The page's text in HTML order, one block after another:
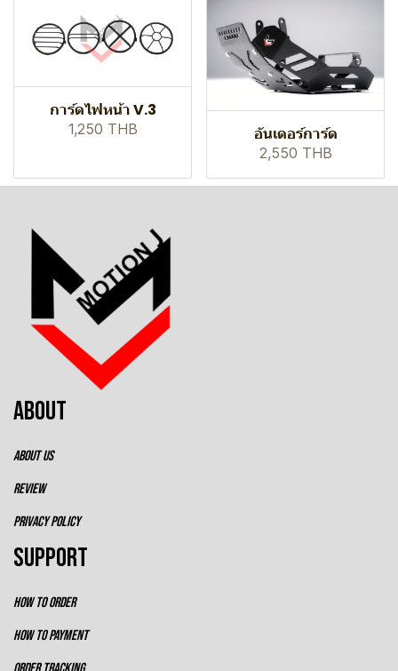
การ์ดไฟหน้า V.3
1,250 THB อันเดอร์การ์ด
2,550 THB
ABOUT
ABOUT US
REVIEW
PRIVACY POLICY
SUPPORT
HOW TO ORDER
HOW TO PAYMENT